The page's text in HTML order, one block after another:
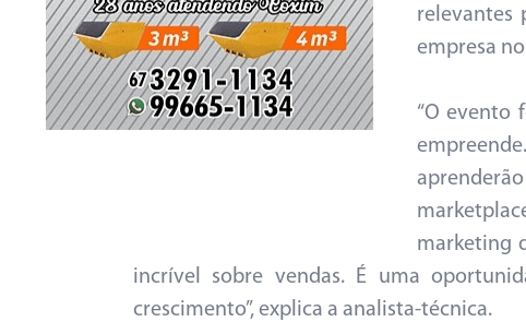
relevantes
empresa
“O evento
marketing
incrível sobre vendas. É uma
crescimento”, explica a analista-técnica.